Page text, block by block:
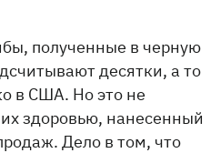
полученные в черную
десятки, а то
в США. Но это не
здоровью, нанесенный
Дело в том, что